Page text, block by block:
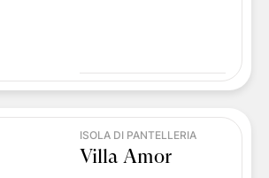
ISOLA DI PANTELLERIA
Villa Amor